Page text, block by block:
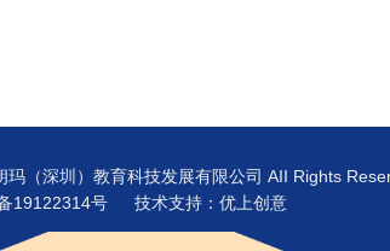
（深圳）教育科技发展有限公司 AII Rights
19122314号
技术支持：优上创意